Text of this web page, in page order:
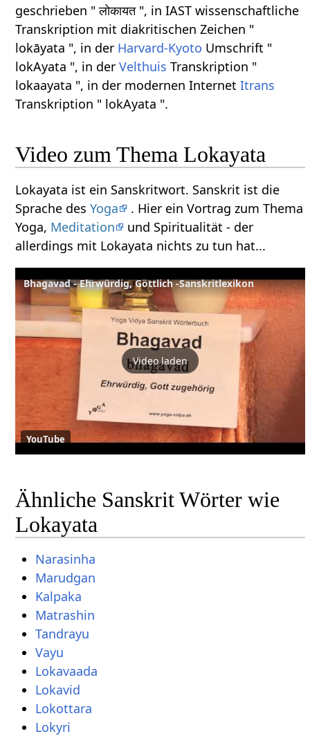
geschrieben " लोकायत ", in IAST wissenschaftliche
Transkription mit diakritischen Zeichen "
lokāyata ", in der Harvard-Kyoto Umschrift "
lokAyata ", in derVelthuis Transkription "
lokaayata ", in der modernen InternetItrans
Transkription " lokAyata ".
Video zum Thema Lokayata
Lokayata ist ein Sanskritwort. Sanskrit ist die
Sprache desYoga
. Hier ein Vortrag zum Thema
Yoga, Meditation
und Spiritualität - der
allerdings mit Lokayata nichts zu tun hat...
Bhagavad - Ehrwürdig, Göttlich -Sanskritlexikon
Video laden
YouTube
Ähnliche Sanskrit Wörter wie
Lokayata
Narasinha
Marudgan
Kalpaka
Matrashin
Tandrayu
Vayu
Lokavaada
Lokavid
Lokottara
Lokyri